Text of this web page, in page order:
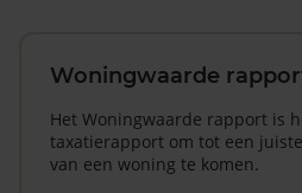
Woningwaarde
Het Woningwaarde rapport is
taxatierapport om tot een
van een woning te komen.